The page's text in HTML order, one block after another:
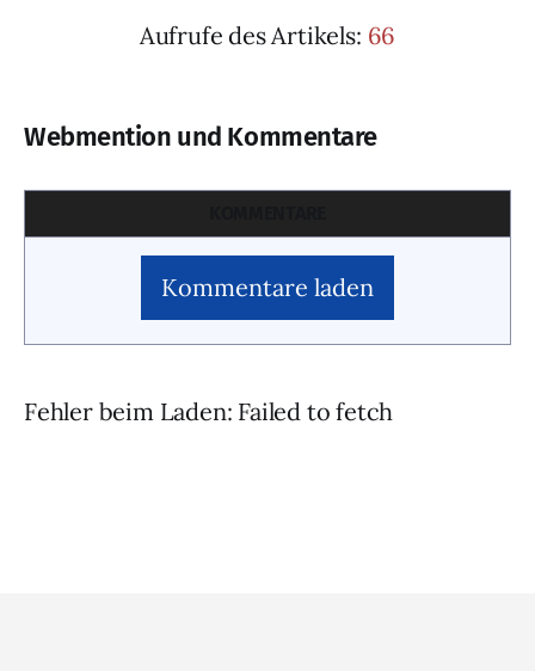
Aufrufe des Artikels: 66
Webmention und Kommentare
Kommentare laden
Fehler beim Laden: Failed to fetch